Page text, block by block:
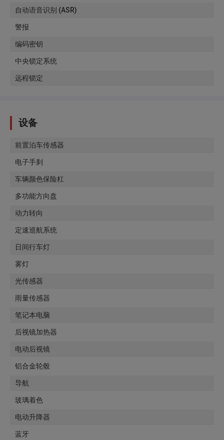
自动语音识别 (ASR)
警报
编码密钥
中央锁定系统
远程锁定
设备
前置泊车传感器
电子手刹
车辆颜色保险杠
多功能方向盘
动力转向
定速巡航系统
日间行车灯
雾灯
光传感器
雨量传感器
笔记本电脑
后视镜加热器
电动后视镜
铝合金轮毂
导航
玻璃着色
电动升降器
蓝牙